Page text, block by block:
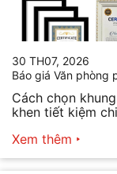
30 TH07, 2026
Báo giá Văn phòng
Cách chọn
khen tiết kiệm
Xem thêm